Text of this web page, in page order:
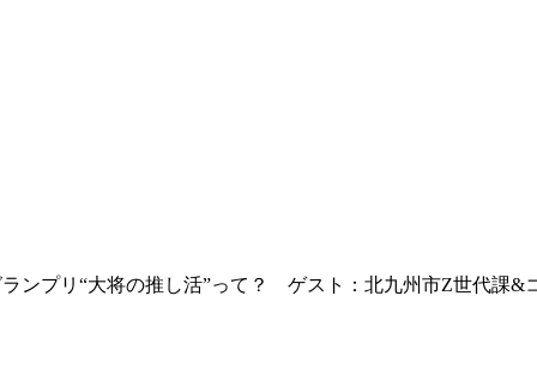
ンプリ“大将の推し活”って？ ゲスト：北九州市Z世代課&